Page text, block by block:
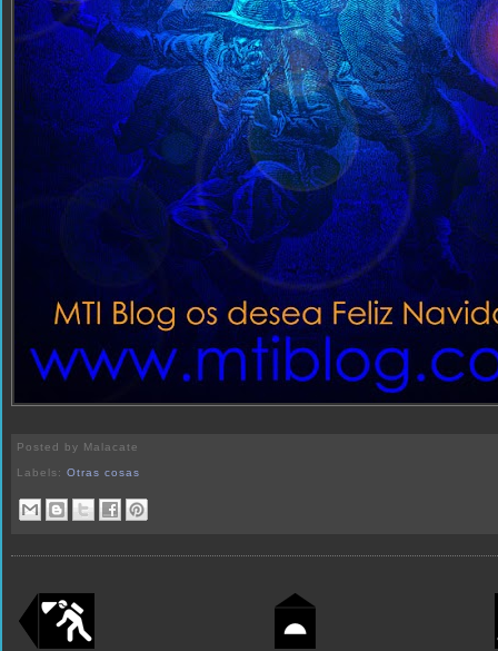
Posted by Malacate
Labels:Otras cosas